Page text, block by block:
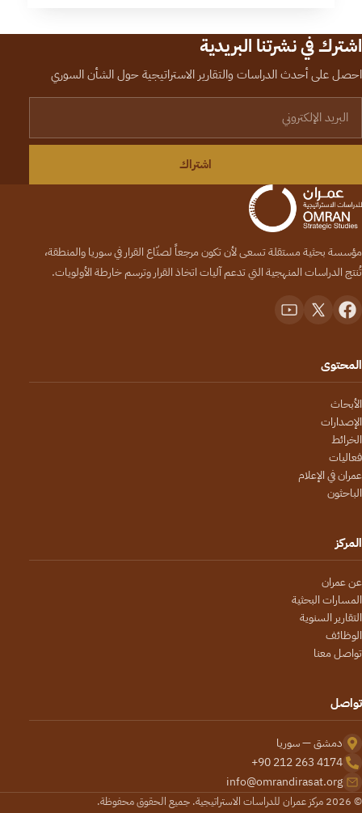
اشترك في نشرتنا البريدية
احصل على أحدث الدراسات والتقارير الاستراتيجية حول الشأن السوري
اشتراك
مؤسسة بحثية مستقلة تسعى لأن تكون مرجعاً لصنّاع القرار في سوريا والمنطقة،
تُنتج الدراسات المنهجية التي تدعم آليات اتخاذ القرار وترسم خارطة الأولويات.
المحتوى
الأبحاث
الإصدارات
الخرائط
فعاليات
عمران في الإعلام
الباحثون
المركز
عن عمران
المسارات البحثية
التقارير السنوية
الوظائف
تواصل معنا
تواصل
دمشق — سوريا
+90 212 263 4174
info@omrandirasat.org
© 2026 مركز عمران للدراسات الاستراتيجية. جميع الحقوق محفوظة.